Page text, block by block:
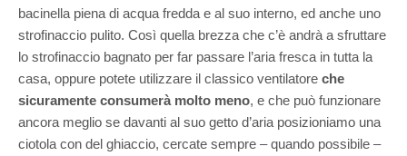
bacinella piena di acqua fredda e al suo interno, ed anche uno
strofinaccio pulito. Così quella brezza che c’è andrà a sfruttare
lo strofinaccio bagnato per far passare l’aria fresca in tutta la
casa, oppure potete utilizzare il classico ventilatore che
sicuramente consumerà molto meno, e che può funzionare
ancora meglio se davanti al suo getto d’aria posizioniamo una
ciotola con del ghiaccio, cercate sempre – quando possibile –